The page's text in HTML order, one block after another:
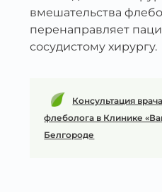
вмешательства
перенаправляет
сосудистому хирургу.
Консультация
флеболога в Клинике
Белгороде